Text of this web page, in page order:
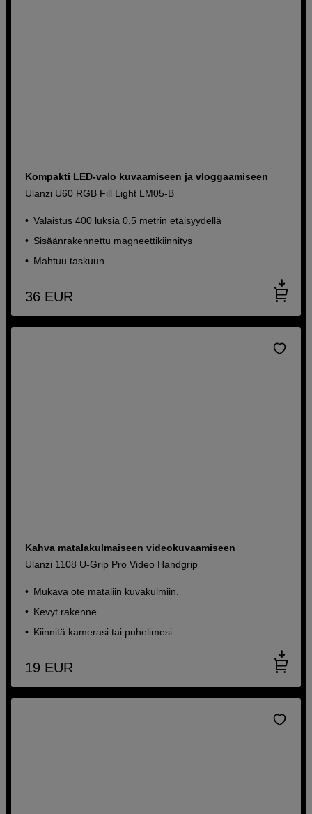
Kompakti LED-valo kuvaamiseen ja vloggaamiseen
Ulanzi U60 RGB Fill Light LM05-B
Valaistus 400 luksia 0,5 metrin etäisyydellä
Sisäänrakennettu magneettikiinnitys
Mahtuu taskuun
36 EUR
Kahva matalakulmaiseen videokuvaamiseen
Ulanzi 1108 U-Grip Pro Video Handgrip
Mukava ote mataliin kuvakulmiin.
Kevyt rakenne.
Kiinnitä kamerasi tai puhelimesi.
19 EUR